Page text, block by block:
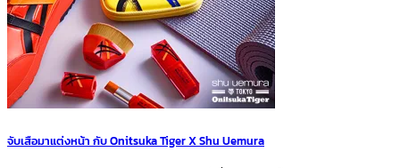
จับเสือมาแต่งหน้า กับ Onitsuka Tiger X Shu Uemura